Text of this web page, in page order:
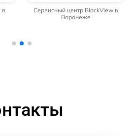
в
Сервисный центр BlackView в
Воронеже